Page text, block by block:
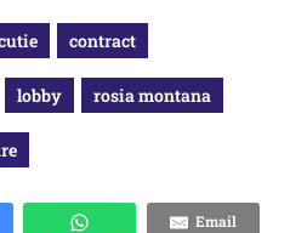
contract
lobby rosia montana
Email